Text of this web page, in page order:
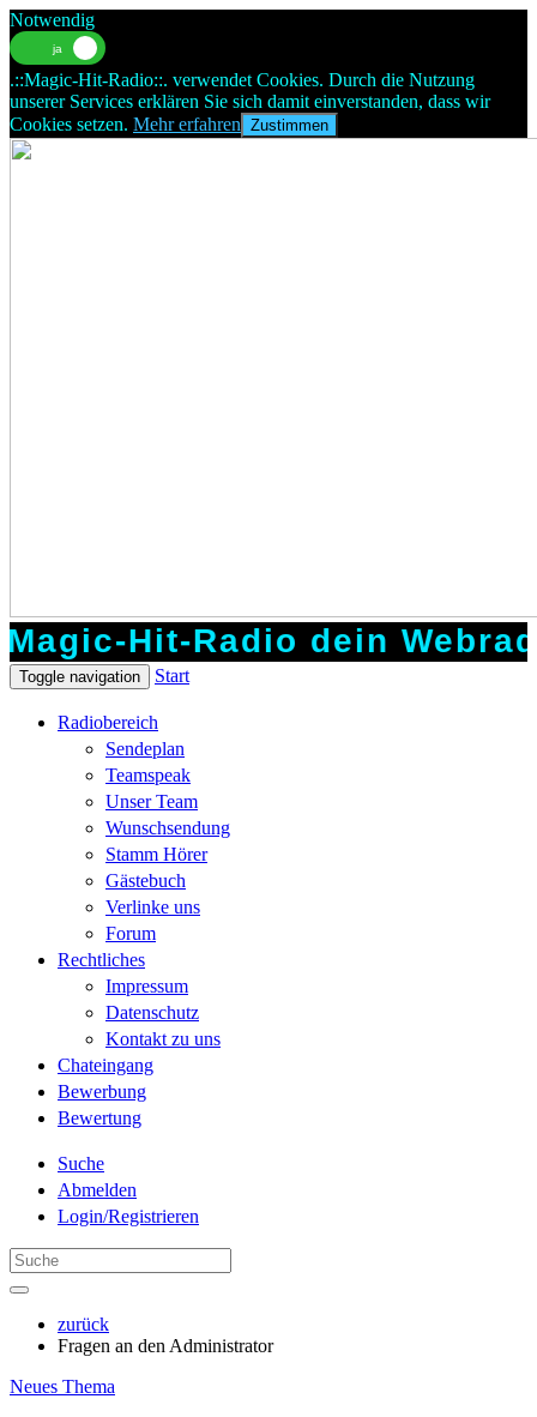
Notwendig
.::Magic-Hit-Radio::. verwendet Cookies. Durch die Nutzung
unserer Services erklären Sie sich damit einverstanden, dass wir
Cookies setzen. Mehr erfahren Zustimmen
Hit-Radio dein
Toggle navigation Start
Radiobereich
Sendeplan
Teamspeak
Unser Team
Wunschsendung
Stamm Hörer
Gästebuch
Verlinke uns
Forum
Rechtliches
Impressum
Datenschutz
Kontakt zu uns
Chateingang
Bewerbung
Bewertung
Suche
Abmelden
Login/Registrieren
zurück
Fragen an den Administrator
Neues Thema